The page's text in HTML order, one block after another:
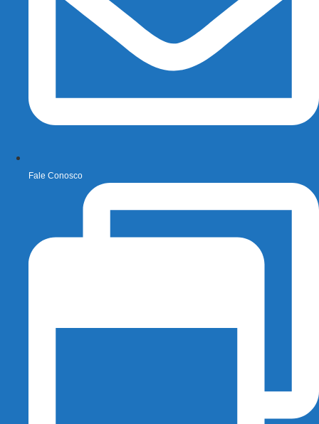
Fale Conosco